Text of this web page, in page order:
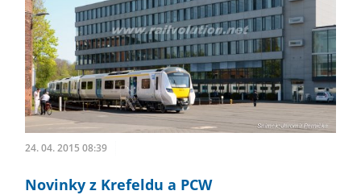
24. 04. 2015 08:39
Novinky z Krefeldu a PCW